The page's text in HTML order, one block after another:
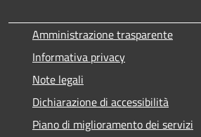
Amministrazione trasparente
Informativa privacy
Note legali
Dichiarazione di accessibilità
Piano di miglioramento dei servizi